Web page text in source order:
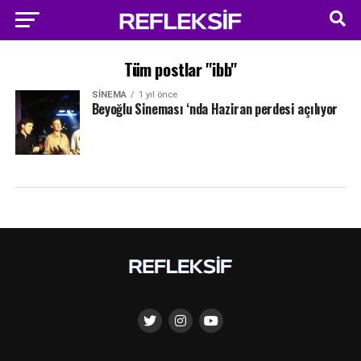
Tüm postlar "ibb"
SINEMA 1 yıl önce
Beyoğlu Sineması ‘nda Haziran perdesi açılıyor